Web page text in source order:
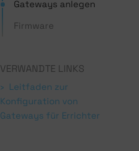
Gateways anlegen
Firmware
VERWANDTE LINKS
Leitfaden zur
Konfiguration von
Gateways für Errichter